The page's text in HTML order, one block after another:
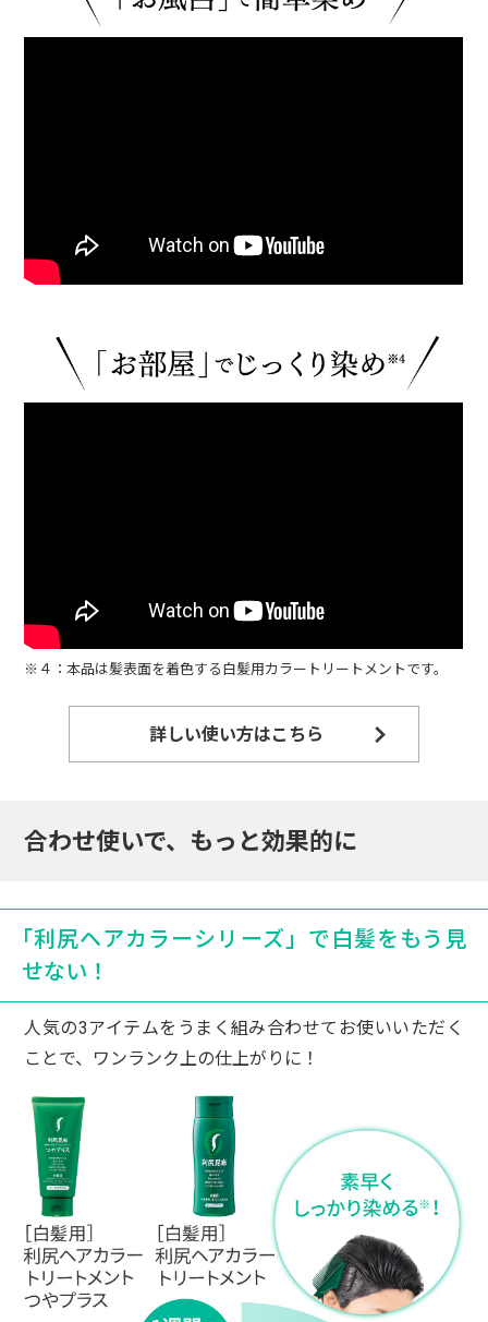
以前は毎月美容院で白髪染めをしていて、頭
50代女性
肌にも優しい使い心地なので満足です。
50代女性
す。
色持ちの良さではこちらの製品がダントツで
てきている感じがします。
50代女性
なく気に入りました。
50代女性
毎週末のお風呂タイムにトリートメント感覚
で白髪染が出来るので、私には合ってると思
います！
もちろん毎日カラーシャンプーも使ってま
す。白髪染めはしたことないのでわからない
けど、パサつかないからgoodです☆
※４：本品は髪表面を着色する白髪用カラートリートメントです。
詳しい使い方はこちら
合わせ使いで、もっと効果的に
「利尻ヘアカラーシリーズ」で白髪をもう見
せない！
人気の3アイテムをうまく組み合わせてお使いいただく
ことで、ワンランク上の仕上がりに！